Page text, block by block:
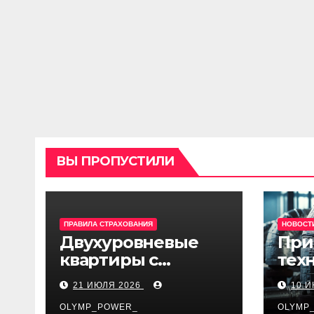
ВЫ ПРОПУСТИЛИ
ПРАВИЛА СТРАХОВАНИЯ
Двухуровневые
квартиры с
верхним светом и
террасой в готовом
21 ИЮЛЯ 2026
OLYMP_POWER_
10